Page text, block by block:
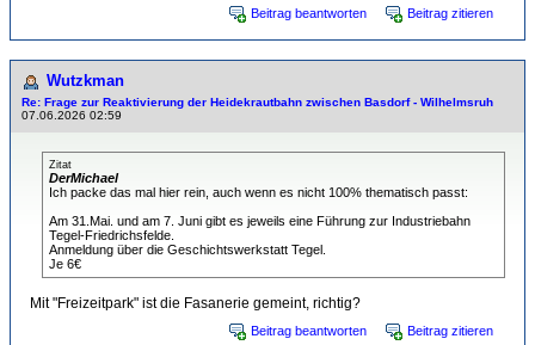
Beitrag beantworten Beitrag zitieren
Wutzkman
Re: Frage zur Reaktivierung der Heidekrautbahn zwischen Basdorf - Wilhelmsruh
07.06.2026 02:59
Zitat
DerMichael
Ich packe das mal hier rein, auch wenn es nicht 100% thematisch passt:
Am 31.Mai. und am 7. Juni gibt es jeweils eine Führung zur Industriebahn
Tegel-Friedrichsfelde.
Anmeldung über die Geschichtswerkstatt Tegel.
Je 6€
Mit "Freizeitpark" ist die Fasanerie gemeint, richtig?
Beitrag beantworten Beitrag zitieren